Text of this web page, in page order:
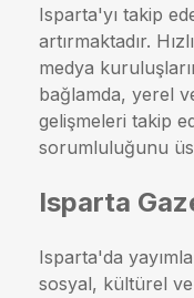
Isparta'yı takip
artırmaktadır.
medya
bağlamda, yerel
gelişmeleri takip
sorumluluğunu
Isparta
Isparta'da
sosyal, kültürel